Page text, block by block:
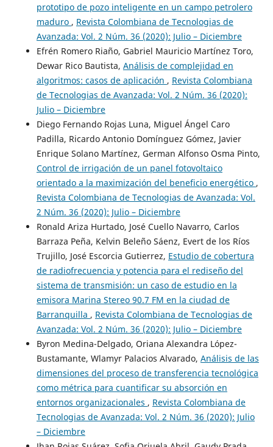
prototipo de pozo inteligente en un campo petrolero
maduro , Revista Colombiana de Tecnologias de
Avanzada: Vol. 2 Núm. 36 (2020): Julio – Diciembre
Efrén Romero Riaño, Gabriel Mauricio Martínez Toro,
Dewar Rico Bautista, Análisis de complejidad en
algoritmos: casos de aplicación , Revista Colombiana
de Tecnologias de Avanzada: Vol. 2 Núm. 36 (2020):
Julio – Diciembre
Diego Fernando Rojas Luna, Miguel Ángel Caro
Padilla, Ricardo Antonio Domínguez Gómez, Javier
Enrique Solano Martínez, German Alfonso Osma Pinto,
Control de irrigación de un panel fotovoltaico
orientado a la maximización del beneficio energético ,
Revista Colombiana de Tecnologias de Avanzada: Vol.
2 Núm. 36 (2020): Julio – Diciembre
Ronald Ariza Hurtado, José Cuello Navarro, Carlos
Barraza Peña, Kelvin Beleño Sáenz, Evert de los Ríos
Trujillo, José Escorcia Gutierrez, Estudio de cobertura
de radiofrecuencia y potencia para el rediseño del
sistema de transmisión: un caso de estudio en la
emisora Marina Stereo 90.7 FM en la ciudad de
Barranquilla , Revista Colombiana de Tecnologias de
Avanzada: Vol. 2 Núm. 36 (2020): Julio – Diciembre
Byron Medina-Delgado, Oriana Alexandra López-
Bustamante, Wlamyr Palacios Alvarado, Análisis de las
dimensiones del proceso de transferencia tecnológica
como métrica para cuantificar su absorción en
entornos organizacionales , Revista Colombiana de
Tecnologias de Avanzada: Vol. 2 Núm. 36 (2020): Julio
– Diciembre